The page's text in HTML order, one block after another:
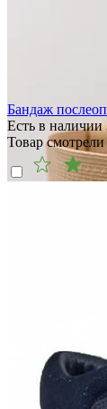
Бандаж
Есть в наличии
Товар смотрели